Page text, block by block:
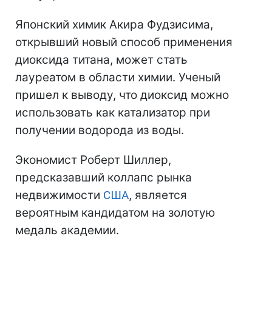
Японский химик Акира Фудзисима,
открывший новый способ применения
диоксида титана, может стать
лауреатом в области химии. Ученый
пришел к выводу, что диоксид можно
использовать как катализатор при
получении водорода из воды.
Экономист Роберт Шиллер,
предсказавший коллапс рынка
недвижимости США, является
вероятным кандидатом на золотую
медаль академии.